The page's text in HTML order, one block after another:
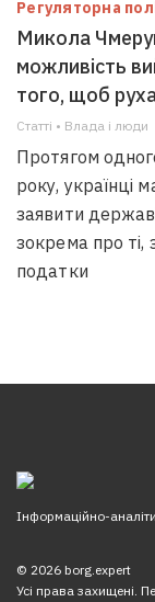
Регуляторна
Микола
можливість
того, щоб
Статті • Влада i люди
Протягом
року, українці
заявити
зокрема про ті,
податки
Інформаційно-
© 2026 borg.expert
Усі права захищені.